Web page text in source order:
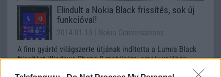
Elindult a Nokia Black frissítés, sok új
funkcióval!
2014.01.10
| Nokia Conversations
A finn gyártó világszerte útjának indította a Lumia Black
frissítést Windows Phone 8 mobilokra, amely valóban